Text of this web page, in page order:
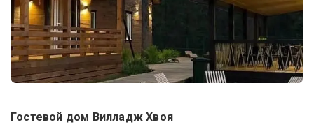
Гостевой дом Вилладж Хвоя